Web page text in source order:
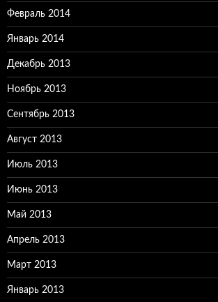
Февраль 2014
Январь 2014
Декабрь 2013
Ноябрь 2013
Сентябрь 2013
Август 2013
Июль 2013
Июнь 2013
Май 2013
Апрель 2013
Март 2013
Январь 2013